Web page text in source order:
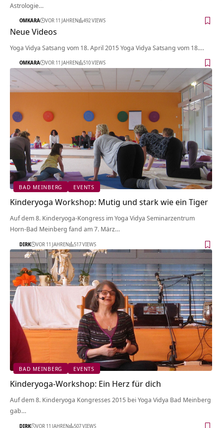
Astrologie…
OMKARA VOR 11 JAHREN 492 VIEWS
Neue Videos
Yoga Vidya Satsang vom 18. April 2015 Yoga Vidya Satsang vom 18.…
OMKARA VOR 11 JAHREN 510 VIEWS
BAD MEINBERG EVENTS
Kinderyoga Workshop: Mutig und stark wie ein Tiger
Auf dem 8. Kinderyoga-Kongress im Yoga Vidya Seminarzentrum
Horn-Bad Meinberg fand am 7. März…
DIRK VOR 11 JAHREN 517 VIEWS
BAD MEINBERG EVENTS
Kinderyoga-Workshop: Ein Herz für dich
Auf dem 8. Kinderyoga Kongresses 2015 bei Yoga Vidya Bad Meinberg
gab…
DIRK VOR 11 JAHREN 507 VIEWS